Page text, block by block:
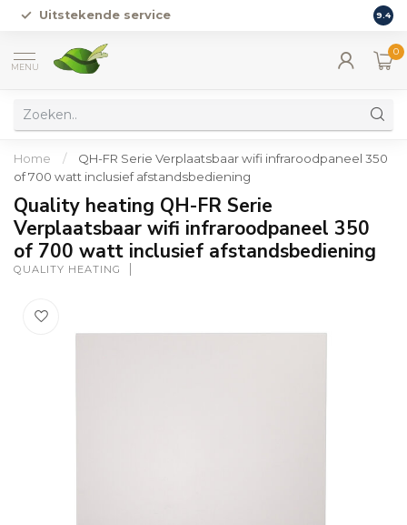
Uitstekende service 9.4
MENU
0
Home /
QH-FR Serie Verplaatsbaar wifi infraroodpaneel 350
of 700 watt inclusief afstandsbediening
Quality heating QH-FR Serie
Verplaatsbaar wifi infraroodpaneel 350
of 700 watt inclusief afstandsbediening
QUALITY HEATING